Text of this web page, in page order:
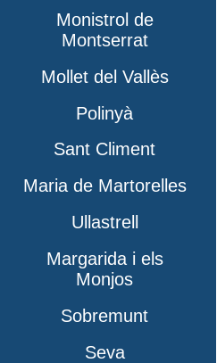
Monistrol de
Montserrat
Mollet del Vallès
Polinyà
Sant Climent
Maria de Martorelles
Ullastrell
Margarida i els
Monjos
Sobremunt
Seva